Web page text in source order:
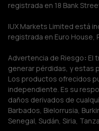
registrada en 18 Bank
IUX Markets Limited está
registrada en Euro House,
Advertencia de Riesgo: El
generar pérdidas, y estas
Los productos ofrecidos
independiente. Es su
daños derivados de
Barbados, Bielorrusia,
Senegal, Sudán, Siria,